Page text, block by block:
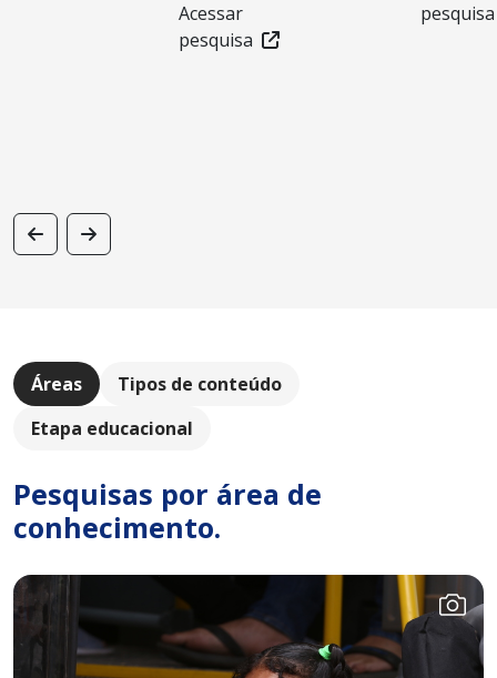
Acessar
pesquisa
pesquisa
Áreas
Tipos de conteúdo
Etapa educacional
Pesquisas por área de
conhecimento.